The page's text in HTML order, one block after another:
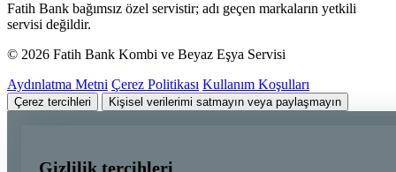
Fatih Bank bağımsız özel servistir; adı geçen markaların yetkili
servisi değildir.
© 2026 Fatih Bank Kombi ve Beyaz Eşya Servisi
Aydınlatma Metni Çerez Politikası Kullanım Koşulları
Çerez tercihleri Kişisel verilerimi satmayın veya paylaşmayın
Gizlilik tercihleri